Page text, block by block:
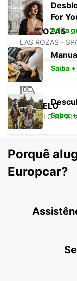
LAS ROZAS
LAS ROZAS -
POZUELO
POZUELO DE
AEROPORTO
MADRID
For
Adira
Saiba +
Saber +
Porquê
Europcar?